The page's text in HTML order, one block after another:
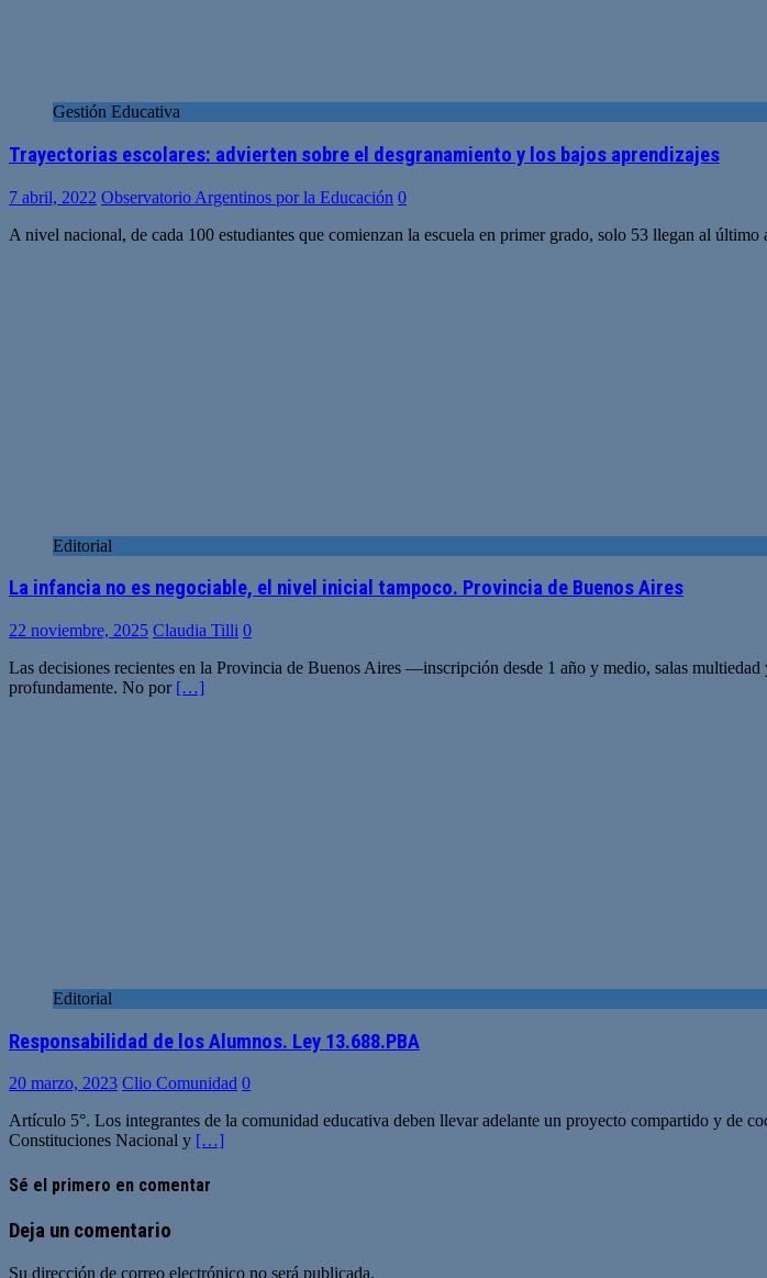
Gestión Educativa
Trayectorias escolares: advierten sobre el desgranamiento y los bajos aprendizajes
7 abril, 2022 Observatorio Argentinos por la Educación 0
A nivel nacional, de cada 100 estudiantes que comienzan la escuela en primer grado, solo 53 llegan al
Editorial
La infancia no es negociable, el nivel inicial tampoco. Provincia de Buenos Aires
22 noviembre, 2025 Claudia Tilli 0
Las decisiones recientes en la Provincia de Buenos Aires —inscripción desde 1 año y medio, salas
profundamente. No por […]
Editorial
Responsabilidad de los Alumnos. Ley 13.688.PBA
20 marzo, 2023 Clio Comunidad 0
Artículo 5°. Los integrantes de la comunidad educativa deben llevar adelante un proyecto compartido y de
Constituciones Nacional y […]
Sé el primero en comentar
Deja un comentario
Su dirección de correo electrónico no será publicada.